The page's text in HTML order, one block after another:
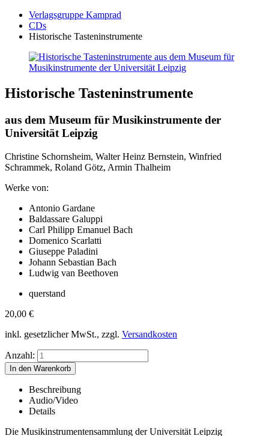
Verlagsgruppe Kamprad
CDs
Historische Tasteninstrumente
Historische Tasteninstrumente
aus dem Museum für Musikinstrumente der
Universität Leipzig
Christine Schornsheim, Walter Heinz Bernstein, Winfried
Schrammek, Roland Götz, Armin Thalheim
Werke von:
Antonio Gardane
Baldassare Galuppi
Carl Philipp Emanuel Bach
Domenico Scarlatti
Giuseppe Paladini
Johann Sebastian Bach
Ludwig van Beethoven
querstand
20,00 €
inkl. gesetzlicher MwSt., zzgl. Versandkosten
Anzahl:
Beschreibung
Audio/Video
Details
Die Musikinstrumentensammlung der Universität Leipzig